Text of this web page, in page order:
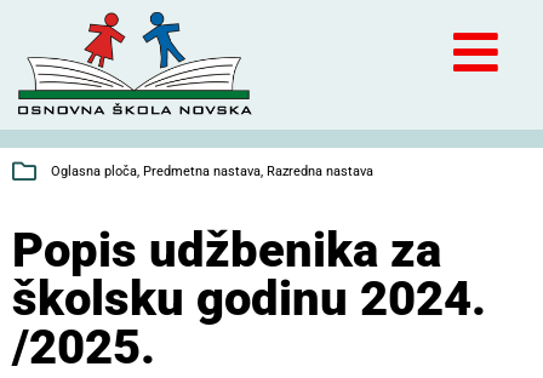
Oglasna ploča, Predmetna nastava, Razredna nastava
Popis udžbenika za
školsku godinu 2024.
/2025.